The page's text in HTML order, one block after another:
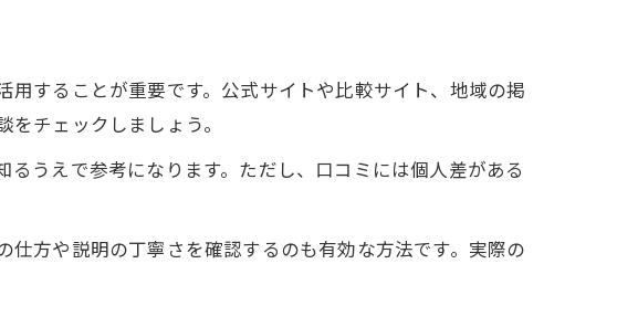
りの重要性
の手順
気工事
いポイント
る方法
することが重要です。公式サイトや比較サイト、地域の掲
チェックしましょう。
うえで参考になります。ただし、口コミには個人差がある
方や説明の丁寧さを確認するのも有効な方法です。実際の